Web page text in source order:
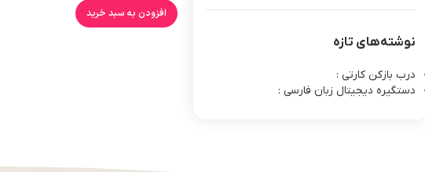
نوشته‌های تازه
درب بازکن کارتی :
دستگیره دیجیتال زبان فارسی :
افزودن به سبد خرید